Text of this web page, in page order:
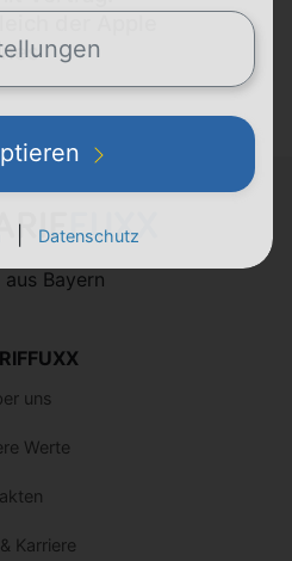
aus Bayern
uns
Werte
Karriere
Datenschutz